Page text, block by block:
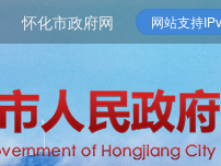
怀化市政府网 网站支持